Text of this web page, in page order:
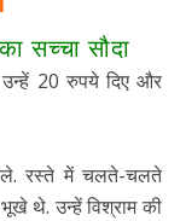
सच्चा सौदा
20 रुपये दिए और
रस्ते में चलते-चलते
थे. उन्हें विश्राम की